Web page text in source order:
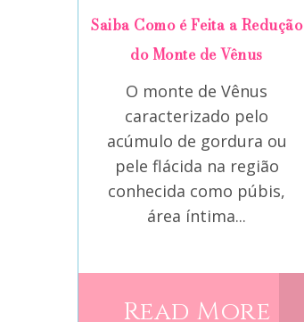
Saiba Como é Feita a Redução
do Monte de Vênus
O monte de Vênus
caracterizado pelo
acúmulo de gordura ou
pele flácida na região
conhecida como púbis,
área íntima...
Read More